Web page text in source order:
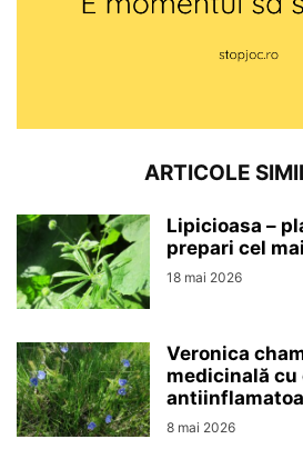
ARTICOLE
Lipicioasa –
prepari cel
18 mai 2026
Veronica
medicinală
8 mai 2026